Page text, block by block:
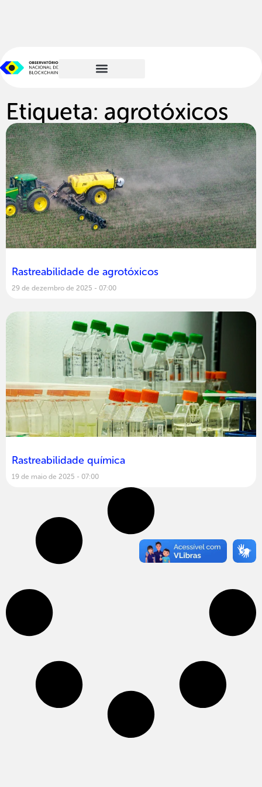
Etiqueta: agrotóxicos
Rastreabilidade de agrotóxicos
29 de dezembro de 2025 07:00
Rastreabilidade química
19 de maio de 2025 07:00